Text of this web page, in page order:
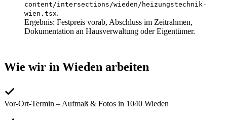
content/intersections/wieden/ heizungstechnik-
wien .tsx.
Ergebnis: Festpreis vorab, Abschluss im Zeitrahmen,
Dokumentation an Hausverwaltung oder Eigentümer.
Wie wir in Wieden arbeiten
Vor-Ort-Termin – Aufmaß & Fotos in 1040 Wieden